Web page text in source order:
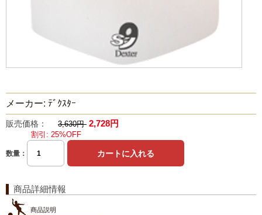
メーカー: ﾃﾞｸｽﾀｰ
販売価格： 3,630円 2,728円
割引: 25%OFF
数量：
商品詳細情報
商品説明